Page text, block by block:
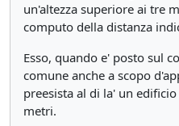
un'altezza superiore ai tre
computo della distanza
Esso, quando e' posto sul
comune anche a scopo
preesista al di la' un
metri.